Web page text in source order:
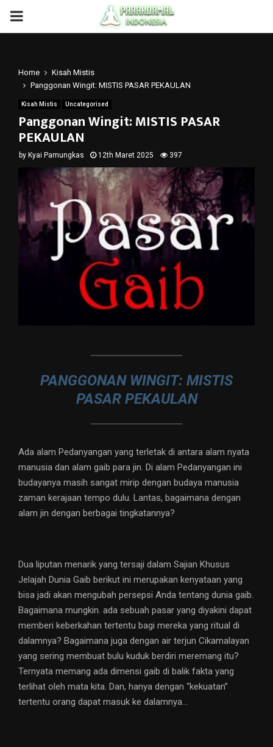
PRIMARY
Home
Kisah Mistis
Panggonan Wingit: MISTIS PASAR PEKAULAN
Kisah Mistis Uncategorised
Panggonan Wingit: MISTIS PASAR
PEKAULAN
by Kyai Pamungkas 12th Maret 2025 397
PANGGONAN WINGIT: MISTIS
PASAR PEKAULAN
Ada alam Pedanyangan yang terletak di antara alam nyata
manusia dan alam gaib para jin. Di alam Pedanyangan ini
budayanya masih sangat mirip dengan budaya manusia
zaman kerajaan tempo dulu. Lantas, bagaimana dengan
alam jin dengan berbagai tingkatannya?
Dua liputan menarik yang tersaji dalam Sajian Khusus
Jelajah Dunia Gaib berikut ini merupakan kenyataan yang
bisa jadi akan mengubah persepsi Anda tentang dunia gaib.
Bagaimana mungkin. ada sebuah pasar yang diyakini dapat
memberi keberkahan tertentu bagi mereka yang ritual di
dalamnya? Bagaimana juga dengan air terjun Cikamalayan
yang sering membuat bulu kuduk berdiri meremang itu?
Ternyata memang ada dimensi gaib di balik fakta yang
terlihat oleh mata kita. Dan, hanya dengan “kekuatan”
tertentu orang dapat masuk ke dalamnya…